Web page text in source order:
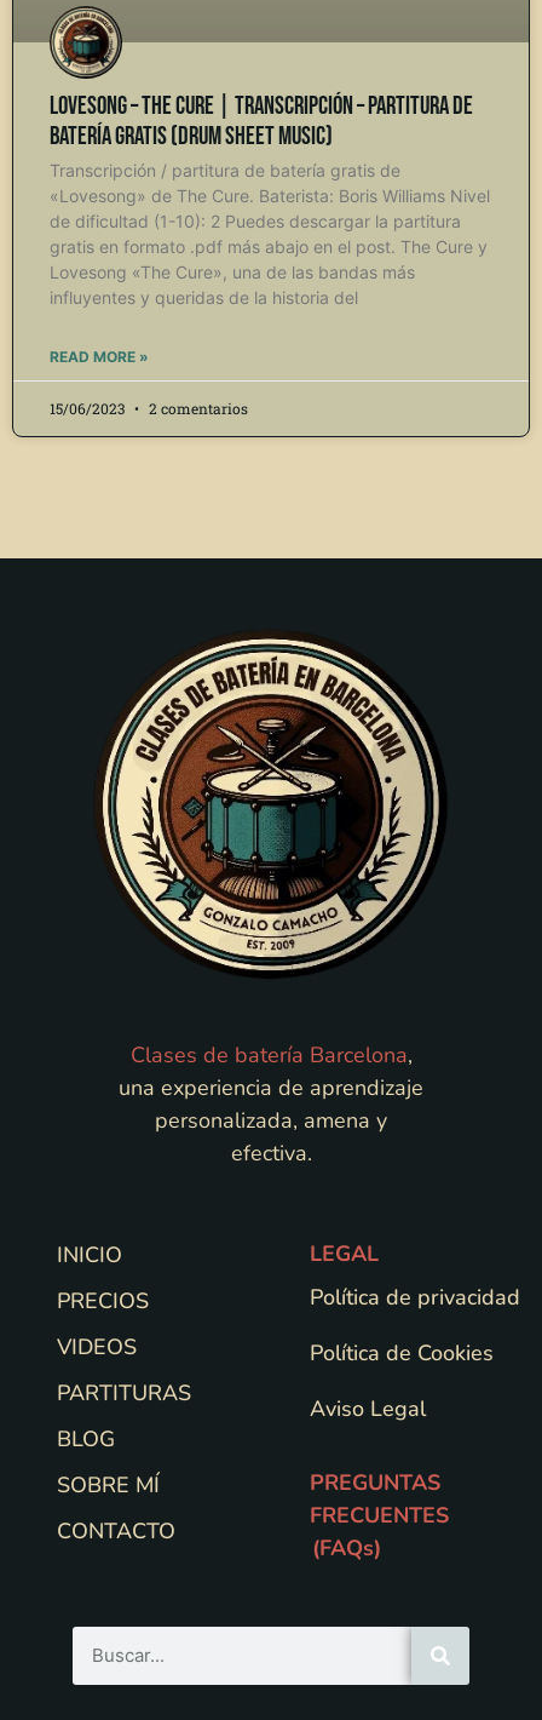
Lovesong – The Cure | Transcripción – Partitura de
Batería Gratis (Drum Sheet Music)
Transcripción / partitura de batería gratis de
«Lovesong» de The Cure. Baterista: Boris Williams Nivel
de dificultad (1-10): 2 Puedes descargar la partitura
gratis en formato .pdf más abajo en el post. The Cure y
Lovesong «The Cure», una de las bandas más
influyentes y queridas de la historia del
READ MORE »
15/06/2023 2 comentarios
Clases de batería Barcelona,
una experiencia de aprendizaje
personalizada, amena y
efectiva.
INICIO
PRECIOS
VIDEOS
PARTITURAS
BLOG
SOBRE MÍ
CONTACTO
LEGAL
Política de privacidad
Política de Cookies
Aviso Legal
PREGUNTAS
FRECUENTES
(FAQs)